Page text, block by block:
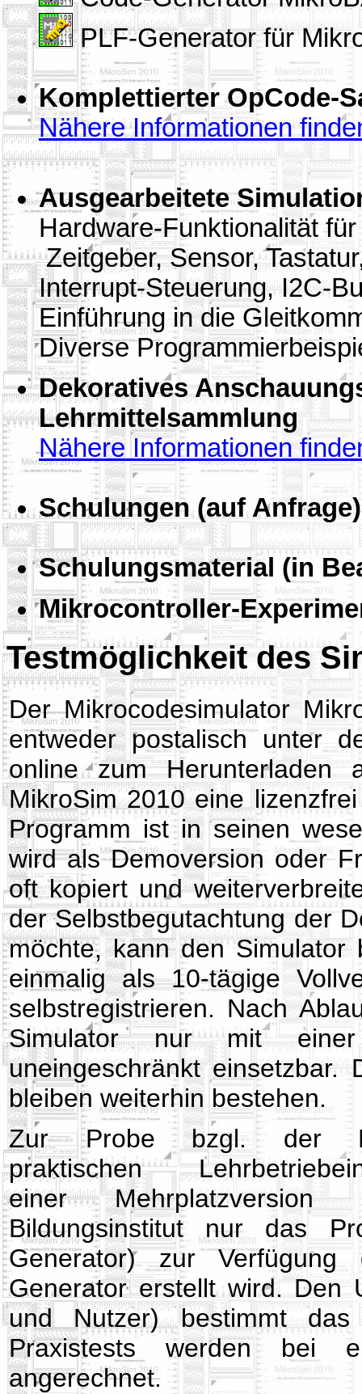
PLF-Generator für
Komplettierter OpCode-
Nähere Informationen
Ausgearbeitete
Hardware-Funktionalität
Zeitgeber, Sensor,
Interrupt-Steuerung, I2C-
Einführung in die
Diverse
Dekoratives
Lehrmittelsammlung
Nähere Informationen
Schulungen (auf Anfrage)
Schulungsmaterial (in
Mikrocontroller-
Testmöglichkeit des
Der Mikrocodesimulator
entweder postalisch unter
online zum
MikroSim 2010 eine
Programm ist in seinen
wird als Demoversion oder
oft kopiert und
der Selbstbegutachtung der
möchte, kann den Simulator
einmalig als 10-tägige
selbstregistrieren. Nach
Simulator nur mit einer
uneingeschränkt einsetzbar.
bleiben weiterhin bestehen.
Zur Probe bzgl. der
praktischen
einer
Bildungsinstitut nur das
Generator) zur
Generator erstellt wird. Den
und Nutzer) bestimmt
Praxistests werden bei
angerechnet.